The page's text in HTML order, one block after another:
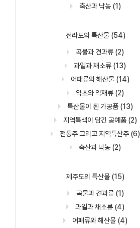
축산과 낙농 (1)
전라도의 특산물 (54)
곡물과 견과류 (2)
과일과 채소류 (13)
어패류와 해산물 (14)
약초와 약재류 (2)
특산물이 된 가공품 (13)
지역특색이 담긴 공예품 (2)
전통주 그리고 지역특산주 (6)
축산과 낙농 (2)
제주도의 특산물 (15)
곡물과 견과류 (1)
과일과 채소류 (4)
어패류와 해산물 (4)